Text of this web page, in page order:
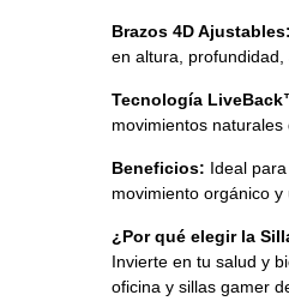
Brazos 4D Ajustables:
en altura, profundidad,
Tecnología
movimientos
Beneficios: Ideal
movimiento orgánico y
¿Por qué elegir la
Invierte en tu salud y
oficina y sillas gamer